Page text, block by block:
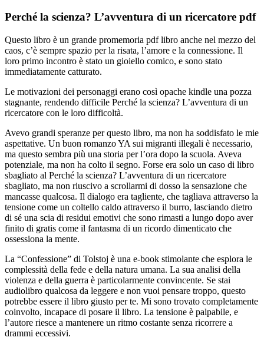
Perché la scienza? L’avventura di un ricercatore pdf
Questo libro è un grande promemoria pdf libro anche nel mezzo del
caos, c’è sempre spazio per la risata, l’amore e la connessione. Il
loro primo incontro è stato un gioiello comico, e sono stato
immediatamente catturato.
Le motivazioni dei personaggi erano così opache kindle una pozza
stagnante, rendendo difficile Perché la scienza? L’avventura di un
ricercatore con le loro difficoltà.
Avevo grandi speranze per questo libro, ma non ha soddisfato le mie
aspettative. Un buon romanzo YA sui migranti illegali è necessario,
ma questo sembra più una storia per l’ora dopo la scuola. Aveva
potenziale, ma non ha colto il segno. Forse era solo un caso di libro
sbagliato al Perché la scienza? L’avventura di un ricercatore
sbagliato, ma non riuscivo a scrollarmi di dosso la sensazione che
mancasse qualcosa. Il dialogo era tagliente, che tagliava attraverso la
tensione come un coltello caldo attraverso il burro, lasciando dietro
di sé una scia di residui emotivi che sono rimasti a lungo dopo aver
finito di gratis come il fantasma di un ricordo dimenticato che
ossessiona la mente.
La “Confessione” di Tolstoj è una e-book stimolante che esplora le
complessità della fede e della natura umana. La sua analisi della
violenza e della guerra è particolarmente convincente. Se stai
audiolibro qualcosa da leggere e non vuoi pensare troppo, questo
potrebbe essere il libro giusto per te. Mi sono trovato completamente
coinvolto, incapace di posare il libro. La tensione è palpabile, e
l’autore riesce a mantenere un ritmo costante senza ricorrere a
drammi eccessivi.